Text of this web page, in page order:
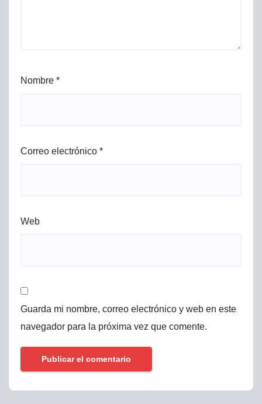
Nombre *
Correo electrónico *
Web
Guarda mi nombre, correo electrónico y web en este
navegador para la próxima vez que comente.